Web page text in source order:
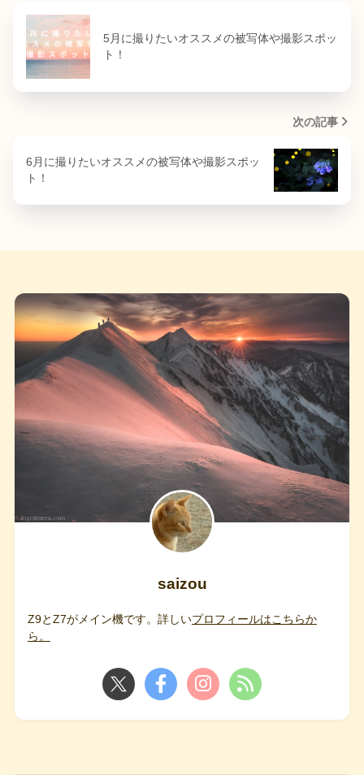
5月に撮りたいオススメの被写体や撮影スポッ
ト！
次の記事
6月に撮りたいオススメの被写体や撮影スポッ
ト！
saizou
Z9とZ7がメイン機です。詳しいプロフィールはこちらか
ら。